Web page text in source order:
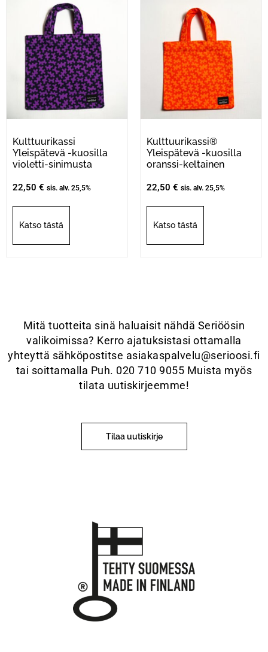
Kulttuurikassi
Yleispätevä -kuosilla
violetti-sinimusta
22,50 € sis. alv. 25,5%
Katso tästä
Kulttuurikassi®
Yleispätevä -kuosilla
oranssi-keltainen
22,50 € sis. alv. 25,5%
Katso tästä
Mitä tuotteita sinä haluaisit nähdä Seriöösin
valikoimissa? Kerro ajatuksistasi ottamalla
yhteyttä sähköpostitse asiakaspalvelu@serioosi.fi
tai soittamalla Puh. 020 710 9055 Muista myös
tilata uutiskirjeemme!
Tilaa uutiskirje